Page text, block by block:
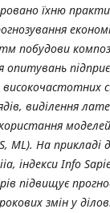
їхню
побудови
опитувань
виділення
ML). На прикладі
індекси Info
підвищує
змін у